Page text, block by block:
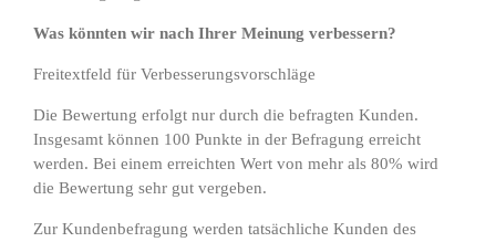
Was könnten wir nach Ihrer Meinung verbessern?
Freitextfeld für Verbesserungsvorschläge
Die Bewertung erfolgt nur durch die befragten Kunden.
Insgesamt können 100 Punkte in der Befragung erreicht
werden. Bei einem erreichten Wert von mehr als 80% wird
die Bewertung sehr gut vergeben.
Zur Kundenbefragung werden tatsächliche Kunden des